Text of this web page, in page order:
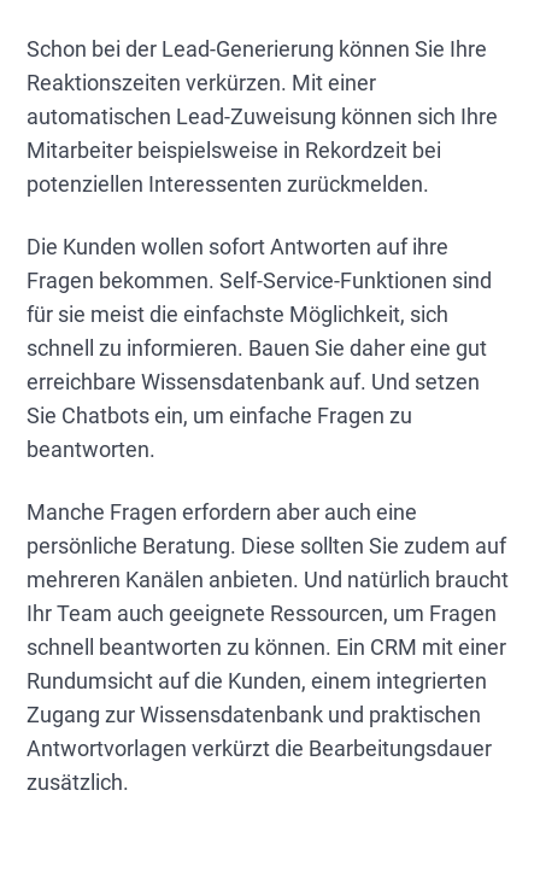
Schon bei der Lead-Generierung können Sie Ihre
Reaktionszeiten verkürzen. Mit einer
automatischen Lead-Zuweisung können sich Ihre
Mitarbeiter beispielsweise in Rekordzeit bei
potenziellen Interessenten zurückmelden.
Die Kunden wollen sofort Antworten auf ihre
Fragen bekommen. Self-Service-Funktionen sind
für sie meist die einfachste Möglichkeit, sich
schnell zu informieren. Bauen Sie daher eine gut
erreichbare Wissensdatenbank auf. Und setzen
Sie Chatbots ein, um einfache Fragen zu
beantworten.
Manche Fragen erfordern aber auch eine
persönliche Beratung. Diese sollten Sie zudem auf
mehreren Kanälen anbieten. Und natürlich braucht
Ihr Team auch geeignete Ressourcen, um Fragen
schnell beantworten zu können. Ein CRM mit einer
Rundumsicht auf die Kunden, einem integrierten
Zugang zur Wissensdatenbank und praktischen
Antwortvorlagen verkürzt die Bearbeitungsdauer
zusätzlich.